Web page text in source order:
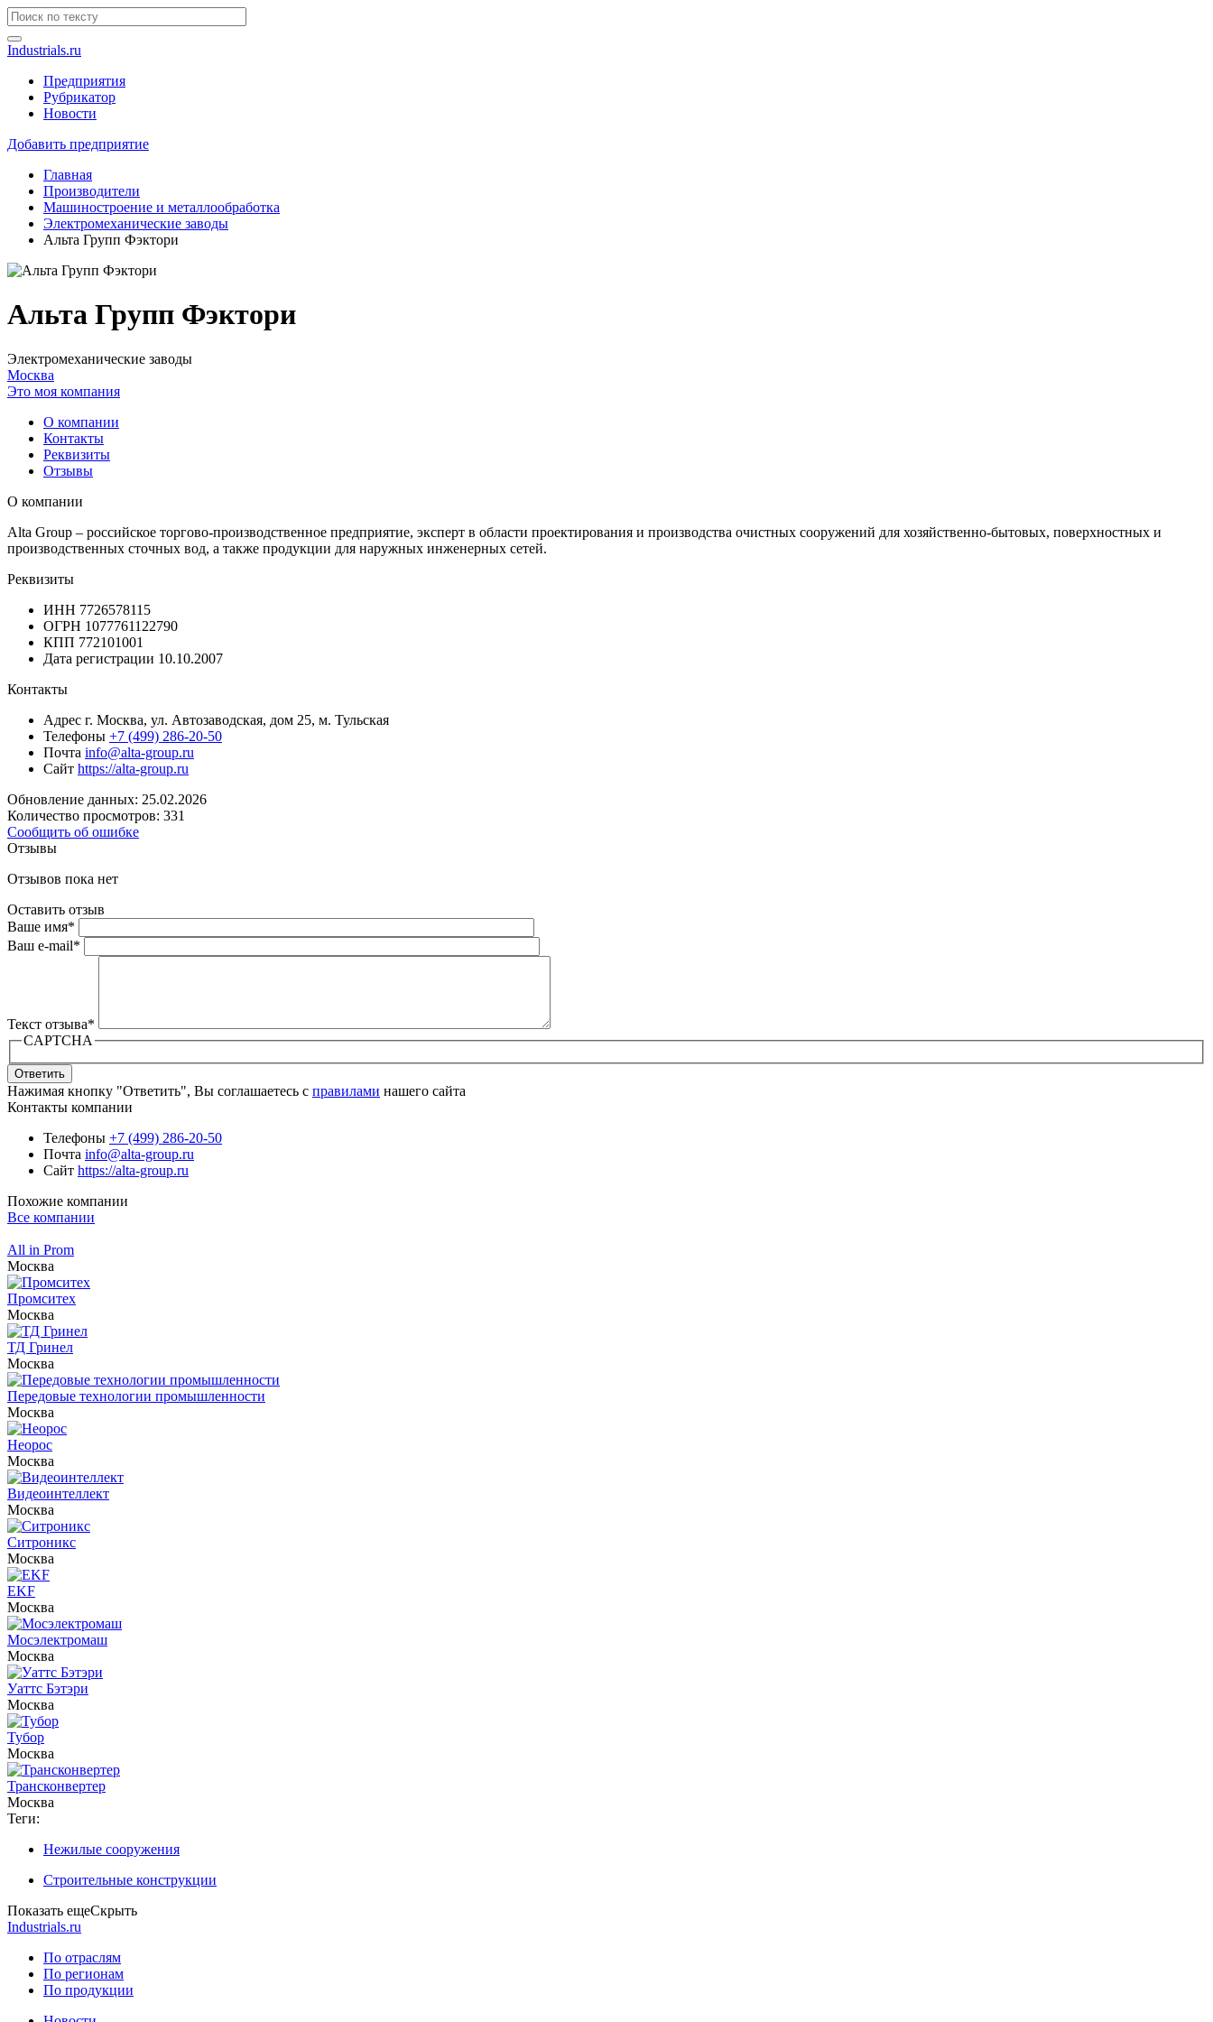
Industrials.ru
Предприятия
Рубрикатор
Новости
Добавить предприятие
Главная
Производители
Машиностроение и металлообработка
Электромеханические заводы
Альта Групп Фэктори
Альта Групп Фэктори
Электромеханические заводы
Москва
Это моя компания
О компании
Контакты
Реквизиты
Отзывы
О компании
Alta Group – российское торгово-производственное предприятие, эксперт в области проектирования и производства очистных сооружений для хозяйственно-бытовых, поверхностных и
производственных сточных вод, а также продукции для наружных инженерных сетей.
Реквизиты
ИНН 7726578115
ОГРН 1077761122790
КПП 772101001
Дата регистрации 10.10.2007
Контакты
Адрес г. Москва, ул. Автозаводская, дом 25, м. Тульская
Телефоны +7 (499) 286-20-50
Почта info@alta-group.ru
Сайт https://alta-group.ru
Обновление данных: 25.02.2026
Количество просмотров: 331
Сообщить об ошибке
Отзывы
Отзывов пока нет
Оставить отзыв
Ваше имя*
Ваш e-mail*
Текст отзыва*
CAPTCHA
Ответить
Нажимая кнопку "Ответить", Вы соглашаетесь с правилами нашего сайта
Контакты компании
Телефоны +7 (499) 286-20-50
Почта info@alta-group.ru
Сайт https://alta-group.ru
Похожие компании
Все компании
All in Prom
Москва
Промситех
Москва
ТД Гринел
Москва
Передовые технологии промышленности
Москва
Неорос
Москва
Видеоинтеллект
Москва
Ситроникс
Москва
EKF
Москва
Мосэлектромаш
Москва
Уаттс Бэтэри
Москва
Тубор
Москва
Трансконвертер
Москва
Теги:
Нежилые сооружения
Строительные конструкции
Показать ещеСкрыть
Industrials.ru
По отраслям
По регионам
По продукции